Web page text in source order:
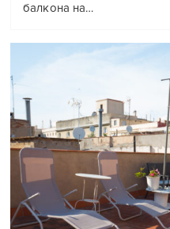
балкона на…